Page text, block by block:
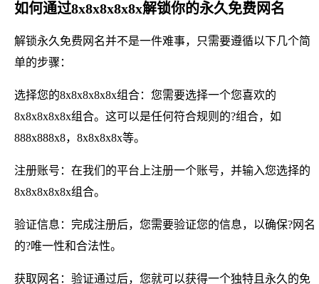
如何通过8x8x8x8x8x解锁你的永久免费网名
解锁永久免费网名并不是一件难事，只需要遵循以下几个简
单的步骤：
选择您的8x8x8x8x8x组合：您需要选择一个您喜欢的
8x8x8x8x8x组合。这可以是任何符合规则的?组合，如
888x888x8，8x8x8x8x等。
注册账号：在我们的平台上注册一个账号，并输入您选择的
8x8x8x8x8x组合。
验证信息：完成注册后，您需要验证您的信息，以确保?网名
的?唯一性和合法性。
获取网名：验证通过后，您就可以获得一个独特且永久的免